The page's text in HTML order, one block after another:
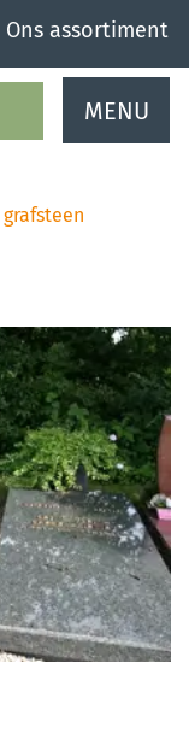
Ons assortiment
MENU